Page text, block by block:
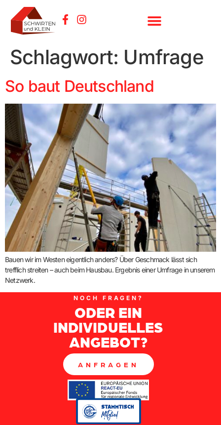
Schlagwort: Umfrage
So baut Deutschland
Bauen wir im Westen eigentlich anders? Über Geschmack lässt sich
trefflich streiten – auch beim Hausbau. Ergebnis einer Umfrage in unserem
Netzwerk.
NOCH FRAGEN?
ODER EIN
INDIVIDUELLES
ANGEBOT?
ANFRAGEN